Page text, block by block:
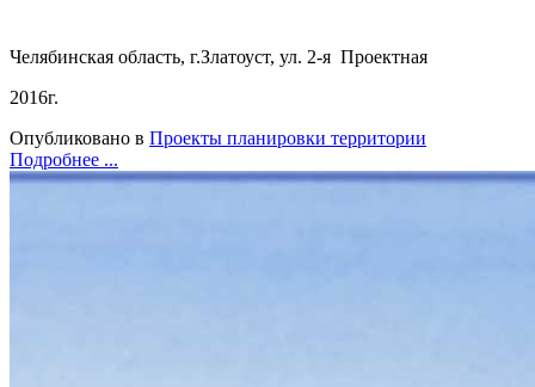
Челябинская область, г.Златоуст, ул. 2-я Проектная
2016г.
Опубликовано в Проекты планировки территории
Подробнее ...